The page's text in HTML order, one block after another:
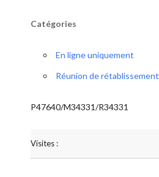
Catégories
En ligne uniquement
Réunion de rétablissement
P47640/M34331/R34331
Visites :